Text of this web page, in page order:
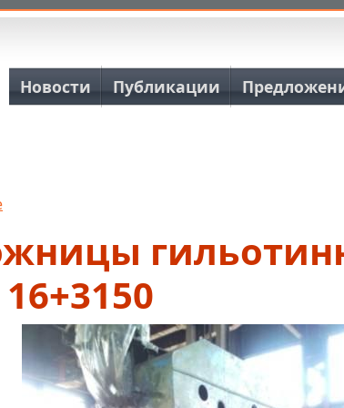
Основная навигация
Новости Публикации
16+3150